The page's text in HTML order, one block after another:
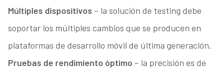
Múltiples dispositivos – la solución de testing debe
soportar los múltiples cambios que se producen en
plataformas de desarrollo móvil de última generación.
Pruebas de rendimiento óptimo – la precisión es de